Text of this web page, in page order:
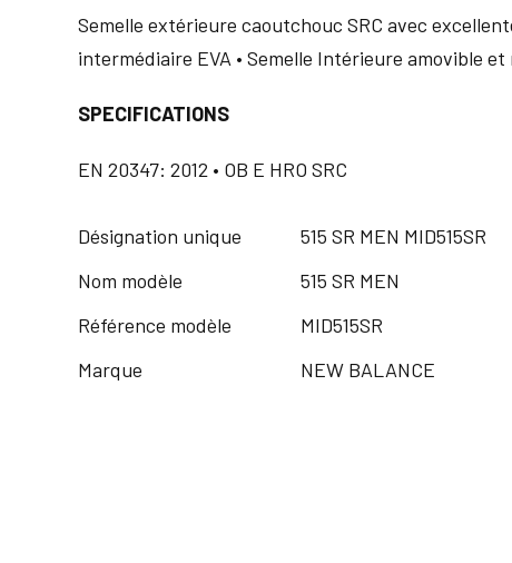
Semelle extérieure caoutchouc SRC avec
intermédiaire EVA • Semelle Intérieure amovible
SPECIFICATIONS
EN 20347: 2012 • OB E HRO SRC
Désignation unique
515 SR MEN MID515SR
Nom modèle
515 SR MEN
Référence modèle
MID515SR
Marque
NEW BALANCE